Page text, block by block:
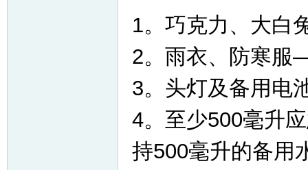
1。巧克力、大
2。雨衣、防寒
3。头灯及备用电
4。至少500毫升
持500毫升的备用